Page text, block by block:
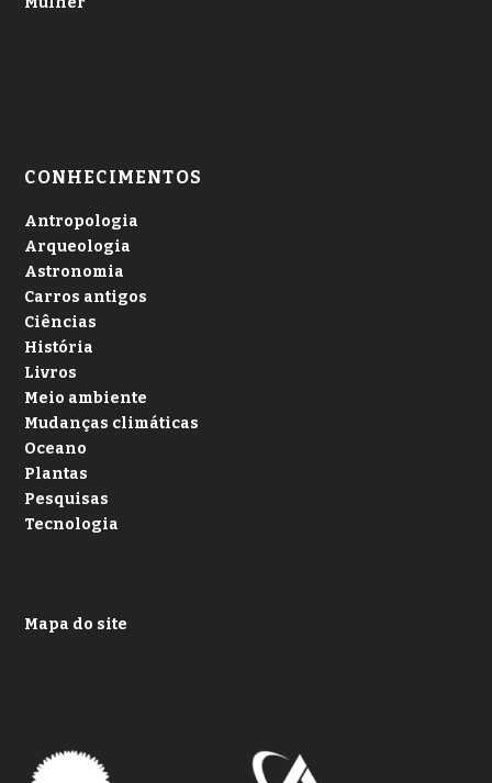
CONHECIMENTOS
Antropologia
Arqueologia
Astronomia
Carros antigos
Ciências
História
Livros
Meio ambiente
Mudanças climáticas
Oceano
Plantas
Pesquisas
Tecnologia
Mapa do site